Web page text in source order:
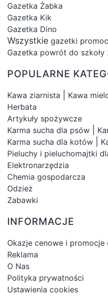
Gazetka Żabka
Gazetka Kik
Gazetka Dino
Wszystkie gazetki
Gazetka powrót do szkoły
POPULARNE
Kawa ziarnista Kawa
Herbata
Artykuły spożywcze
Karma sucha dla psów
Karma sucha dla kotów
Pieluchy i pieluchomajtki
Elektronarzędzia
Chemia gospodarcza
Odzież
Zabawki
INFORMACJE
Okazje cenowe i promocje
Reklama
O Nas
Polityka prywatności
Ustawienia cookies